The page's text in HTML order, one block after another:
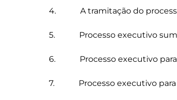
4.            A tramitação do
5.            Processo
6.            Processo executivo
7.            Processo executivo